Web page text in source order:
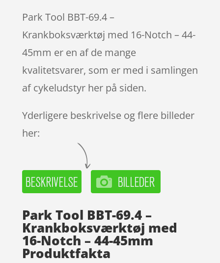
Park Tool BBT-69.4 –
Krankboksværktøj med 16-Notch – 44-
45mm er en af de mange
kvalitetsvarer, som er med i samlingen
af cykeludstyr her på siden.
Yderligere beskrivelse og flere billeder
her:
Park Tool BBT-69.4 –
Krankboksværktøj med
16-Notch – 44-45mm
Produktfakta